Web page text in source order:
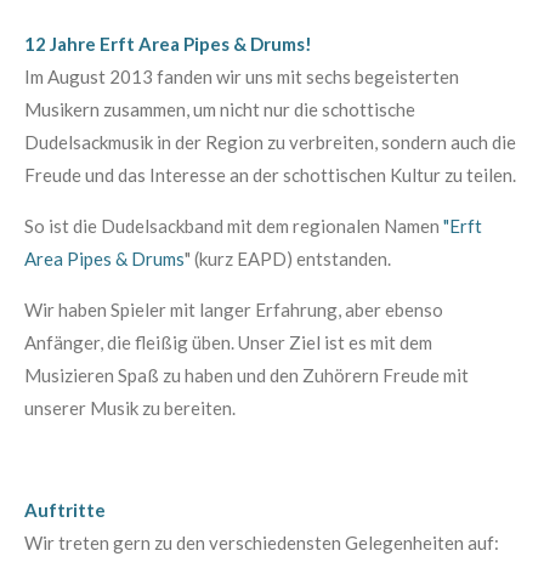
12 Jahre Erft Area Pipes & Drums!
Im August 2013 fanden wir uns mit sechs begeisterten
Musikern zusammen, um nicht nur die schottische
Dudelsackmusik in der Region zu verbreiten, sondern auch die
Freude und das Interesse an der schottischen Kultur zu teilen.
So ist die Dudelsackband mit dem regionalen Namen "Erft
Area Pipes & Drums" (kurz EAPD) entstanden.
Wir haben Spieler mit langer Erfahrung, aber ebenso
Anfänger, die fleißig üben. Unser Ziel ist es mit dem
Musizieren Spaß zu haben und den Zuhörern Freude mit
unserer Musik zu bereiten.
Auftritte
Wir treten gern zu den verschiedensten Gelegenheiten auf: